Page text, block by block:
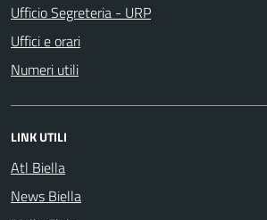
Ufficio Segreteria - URP
Uffici e orari
Numeri utili
LINK UTILI
Atl Biella
News Biella